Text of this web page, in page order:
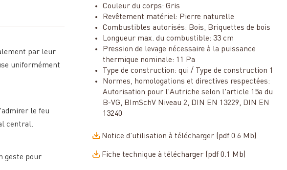
par leur
uniformément
le feu
central.
geste pour
Couleur du corps: Gris
Revêtement matériel: Pierre naturelle
Combustibles autorisés: Bois, Briquettes de bois
Longueur max. du combustible: 33 cm
Pression de levage nécessaire à la puissance
thermique nominale: 11 Pa
Type de construction: qui / Type de construction 1
Normes, homologations et directives respectées:
Autorisation pour l'Autriche selon l'article 15a du
B-VG, BImSchV Niveau 2, DIN EN 13229, DIN EN
13240
Notice d’utilisation à télécharger (pdf 0.6 Mb)
Fiche technique à télécharger (pdf 0.1 Mb)